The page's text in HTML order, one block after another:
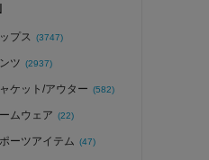
プス (3747)
ツ (2937)
ケット/アウター (582)
ムウェア (22)
ーツアイテム (47)